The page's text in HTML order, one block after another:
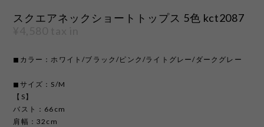
スクエアネックショートトップス 5色 kct2087
◼︎カラー：ホワイト/ブラック/ピンク/ライトグレー/ダークグレー
◼︎サイズ：S/M
【S】
バスト：66cm
肩幅：32cm